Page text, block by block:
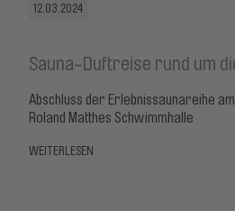
12.03.2024
Sauna-Duftreise rund um
Abschluss der Erlebnissaunareihe
Roland Matthes Schwimmhalle
WEITERLESEN